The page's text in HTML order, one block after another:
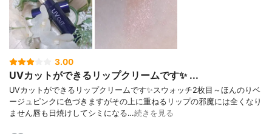
3.00
UVカットができるリップクリームです✨ ...
UVカットができるリップクリームです✨スウォッチ2枚目～ほんのりベ
ージュピンクに色づきますがその上に重ねるリップの邪魔には全くなり
ません唇も日焼けしてシミになる…続きを見る